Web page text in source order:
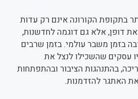
בתקופת הקורונה אינם רק עדות
דופן, אלא גם דוגמה לחדשנות,
בזמן משבר עולמי. בזמן שרבים
עסקים שהשכילו לנצל את
בהתנהגות הציבור ובהתפתחות
האתגר להזדמנות.